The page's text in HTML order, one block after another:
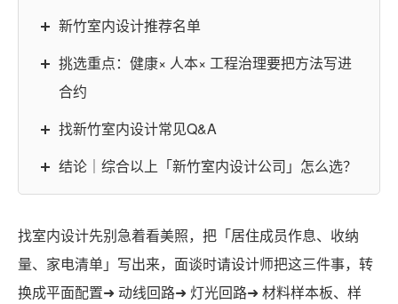
新竹室内设计推荐名单
挑选重点：健康× 人本× 工程治理要把方法写进
合约
找新竹室内设计常见Q&A
结论｜综合以上「新竹室内设计公司」怎么选？
找室内设计先别急着看美照，把「居住成员作息、收纳
量、家电清单」写出来，面谈时请设计师把这三件事，转
换成平面配置➜ 动线回路➜ 灯光回路➜ 材料样本板、样